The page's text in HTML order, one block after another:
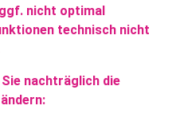
nicht optimal
technisch nicht
nachträglich die